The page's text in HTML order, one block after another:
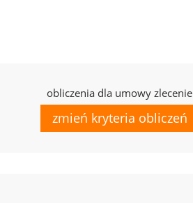
obliczenia dla umowy zlecenie
zmień kryteria obliczeń